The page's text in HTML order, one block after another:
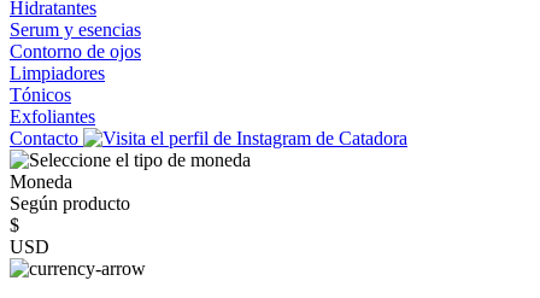
Hidratantes
Serum y esencias
Contorno de ojos
Limpiadores
Tónicos
Exfoliantes
Contacto
Moneda
Según producto
$
USD